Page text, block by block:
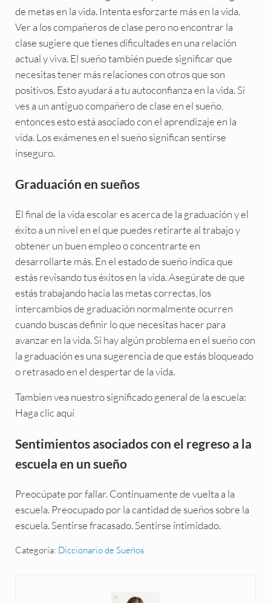
de metas en la vida. Intenta esforzarte más en la vida.
Ver a los compañeros de clase pero no encontrar la
clase sugiere que tienes dificultades en una relación
actual y viva. El sueño también puede significar que
necesitas tener más relaciones con otros que son
positivos. Esto ayudará a tu autoconfianza en la vida. Si
ves a un antiguo compañero de clase en el sueño,
entonces esto está asociado con el aprendizaje en la
vida. Los exámenes en el sueño significan sentirse
inseguro.
Graduación en sueños
El final de la vida escolar es acerca de la graduación y el
éxito a un nivel en el que puedes retirarte al trabajo y
obtener un buen empleo o concentrarte en
desarrollarte más. En el estado de sueño indica que
estás revisando tus éxitos en la vida. Asegúrate de que
estás trabajando hacia las metas correctas, los
intercambios de graduación normalmente ocurren
cuando buscas definir lo que necesitas hacer para
avanzar en la vida. Si hay algún problema en el sueño con
la graduación es una sugerencia de que estás bloqueado
o retrasado en el despertar de la vida.
Tambien vea nuestro significado general de la escuela:
Haga clic aquí
Sentimientos asociados con el regreso a la
escuela en un sueño
Preocúpate por fallar. Continuamente de vuelta a la
escuela. Preocupado por la cantidad de sueños sobre la
escuela. Sentirse fracasado. Sentirse intimidado.
Categoría: Diccionario de Sueños